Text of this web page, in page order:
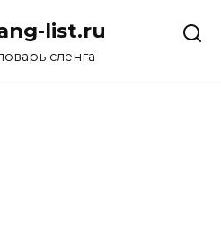
list.ru
сленга